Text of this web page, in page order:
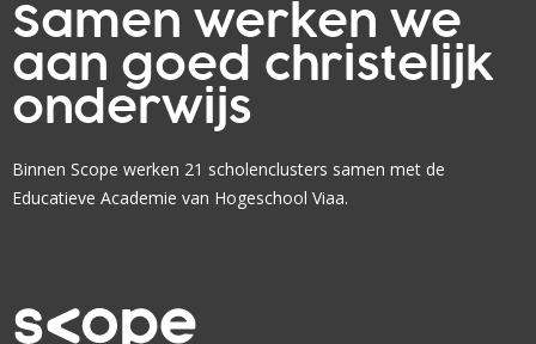
Samen werken we
aan goed christelijk
onderwijs
Binnen Scope werken 21 scholenclusters samen met de
Educatieve Academie van Hogeschool Viaa.